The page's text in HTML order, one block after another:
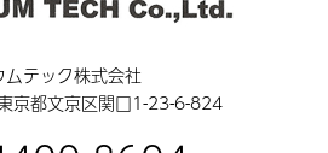
ムテック株式会社
京都文京区関口1-23-6-824